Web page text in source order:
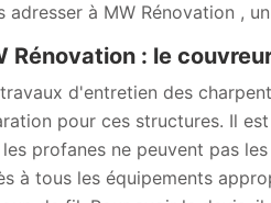
adresser à MW Rénovation ,
Rénovation : le
d'entretien des
pour ces structures. Il
profanes ne peuvent pas
à tous les équipements